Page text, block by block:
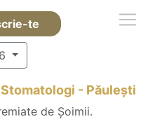
te
- Păuleşti
de Șoimii.